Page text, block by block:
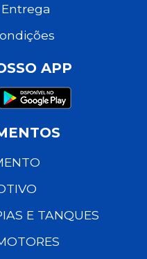
APP
E TANQUES